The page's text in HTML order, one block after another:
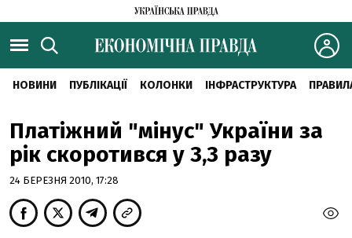
НОВИНИ ПУБЛІКАЦІЇ КОЛОНКИ ІНФРАСТРУКТУРА
Платіжний "мінус" України за
рік скоротився у 3,3 разу
24 БЕРЕЗНЯ 2010, 17:28